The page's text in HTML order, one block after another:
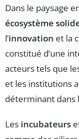
Dans le paysage
écosystème
l’innovation et la
constitué d’une
acteurs tels que
et les institutions
déterminant dans
Les incubateurs